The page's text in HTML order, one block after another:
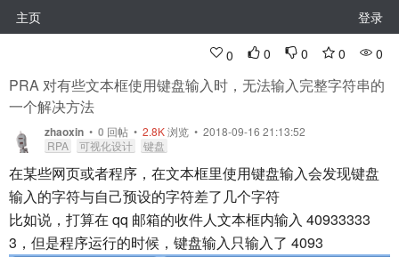
主页 登录
0 0 0 0 0
PRA 对有些文本框使用键盘输入时，无法输入完整字符串的
一个解决方法
zhaoxin • 0 回帖 • 2.8K浏览 • 2018-09-16 21:13:52
RPA
可视化设计 键盘
在某些网页或者程序，在文本框里使用键盘输入会发现键盘
输入的字符与自己预设的字符差了几个字符
比如说，打算在 qq 邮箱的收件人文本框内输入 40933333
3，但是程序运行的时候，键盘输入只输入了 4093